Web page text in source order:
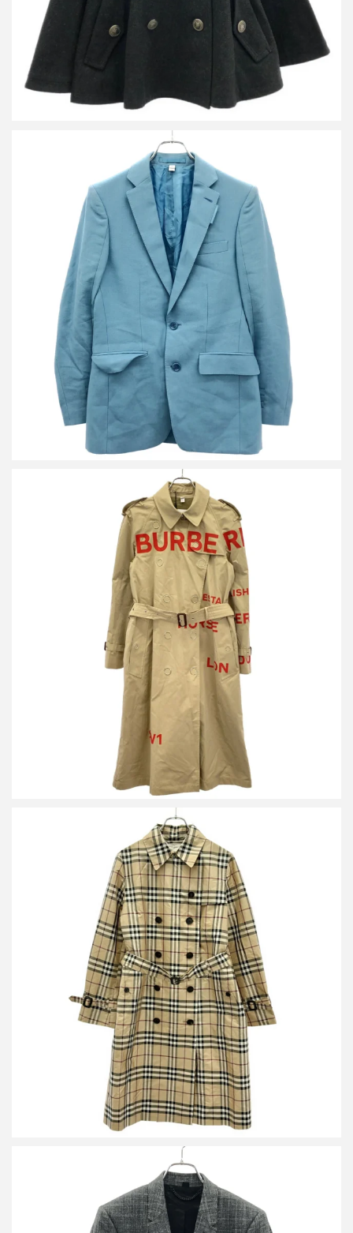
バーバリー 2Bテーラードジャケット 4565595
買取金額10,800円
詳しく見る
バーバリー ホースフェリープリントトレンチコート 8013694
買取金額30,000円
バーバリーロンドン ノバチェックオールシルクトレンチコート
FRB19-099-14
買取金額26,400円
詳しく見る